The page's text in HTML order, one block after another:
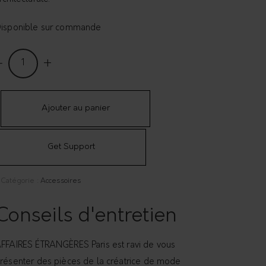
sur commande
Ajouter au panier
Get Support
Accessoires
d'entretien
ÉTRANGÈRES Paris est ravi de vous
des pièces de la créatrice de mode